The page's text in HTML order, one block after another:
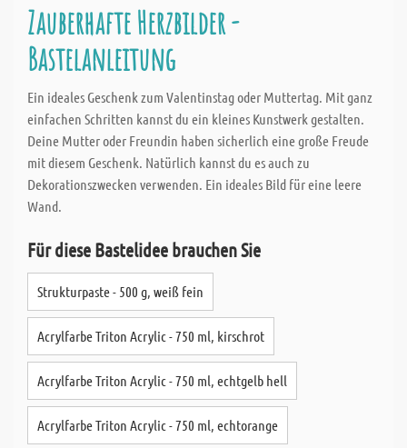
Zauberhafte Herzbilder -
Bastelanleitung
Ein ideales Geschenk zum Valentinstag oder Muttertag. Mit ganz
einfachen Schritten kannst du ein kleines Kunstwerk gestalten.
Deine Mutter oder Freundin haben sicherlich eine große Freude
mit diesem Geschenk. Natürlich kannst du es auch zu
Dekorationszwecken verwenden. Ein ideales Bild für eine leere
Wand.
Für diese Bastelidee brauchen Sie
Strukturpaste - 500 g, weiß fein
Acrylfarbe Triton Acrylic - 750 ml, kirschrot
Acrylfarbe Triton Acrylic - 750 ml, echtgelb hell
Acrylfarbe Triton Acrylic - 750 ml, echtorange